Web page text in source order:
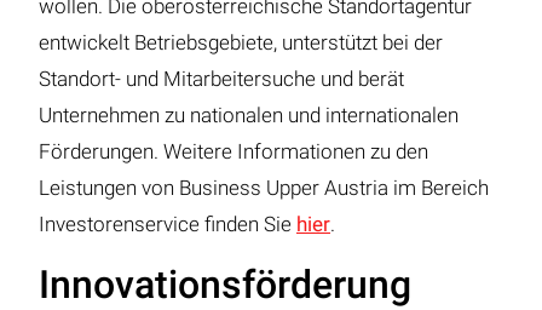
wollen. Die oberösterreichische Standortagentur
entwickelt Betriebsgebiete, unterstützt bei der
Standort- und Mitarbeitersuche und berät
Unternehmen zu nationalen und internationalen
Förderungen. Weitere Informationen zu den
Leistungen von Business Upper Austria im Bereich
Investorenservice finden Sie hier.
Innovationsförderung